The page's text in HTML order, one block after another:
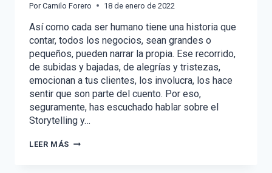
Por Camilo Forero 18 de enero de 2022
Así como cada ser humano tiene una historia que
contar, todos los negocios, sean grandes o
pequeños, pueden narrar la propia. Ese recorrido,
de subidas y bajadas, de alegrías y tristezas,
emocionan a tus clientes, los involucra, los hace
sentir que son parte del cuento. Por eso,
seguramente, has escuchado hablar sobre el
Storytelling y…
LEER MÁS ¿CÓMO